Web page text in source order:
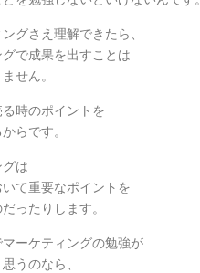
グさえ理解できたら、
で成果を出すことは
せん。
時のポイントを
らです。
は
て重要なポイントを
ったりします。
ーケティングの勉強が
うのなら、